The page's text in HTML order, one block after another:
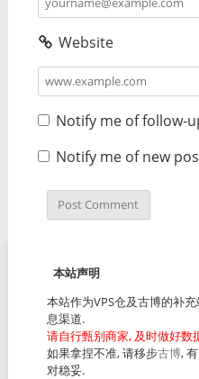
Website
Notify me of follow-
Notify me of new
本站声明
本站作为VPS仓及古博的补
息渠道.
请自行甄别商家, 及时做好数
如果拿捏不准, 请移步古博,
对稳妥.